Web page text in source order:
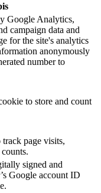
Google Analytics,
campaign data and
for the site's analytics
anonymously
number to
to store and count
page visits,
signed and
Google account ID